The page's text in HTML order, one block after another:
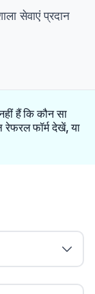
सेवाएं प्रदान
हैं कि कौन सा
रेफरल फॉर्म देखें, या